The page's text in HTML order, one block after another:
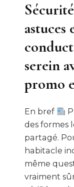
astuces
serein
promo
En bref
des formes
partagé.
habitacle
même
vraiment